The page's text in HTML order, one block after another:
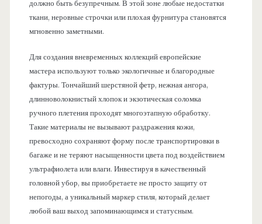
должно быть безупречным. В этой зоне любые недостатки
ткани, неровные строчки или плохая фурнитура становятся
мгновенно заметными.
Для создания вневременных коллекций европейские
мастера используют только экологичные и благородные
фактуры. Тончайший шерстяной фетр, нежная ангора,
длинноволокнистый хлопок и экзотическая соломка
ручного плетения проходят многоэтапную обработку.
Такие материалы не вызывают раздражения кожи,
превосходно сохраняют форму после транспортировки в
багаже и не теряют насыщенности цвета под воздействием
ультрафиолета или влаги. Инвестируя в качественный
головной убор, вы приобретаете не просто защиту от
непогоды, а уникальный маркер стиля, который делает
любой ваш выход запоминающимся и статусным.